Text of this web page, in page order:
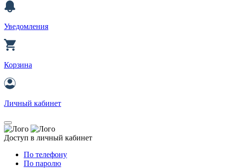
Уведомления
Корзина
Личный кабинет
Доступ в личный кабинет
По телефону
По паролю